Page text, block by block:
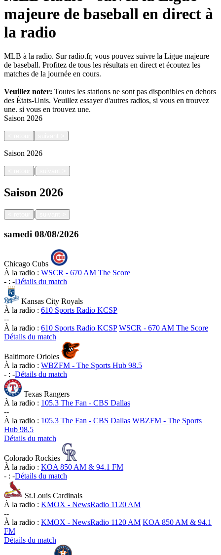
majeure de baseball en direct à
la radio
MLB à la radio. Sur radio.fr, vous pouvez suivre la Ligue majeure
de baseball. Profitez de tous les résultats en direct et écoutez les
matches de la journée en cours.
Veuillez noter: Toutes les stations ne sont pas disponibles en dehors
des États-Unis. Veuillez essayer d'autres radios, si vous en trouvez
une. si vous en trouvez une.
Saison 2026
Saison 2026
|
Saison 2026
|
samedi 08/08/2026
Chicago Cubs
À la radio : WSCR - 670 AM The Score
- : -Détails du match
Kansas City Royals
À la radio : 610 Sports Radio KCSP
--
À la radio : 610 Sports Radio KCSP WSCR - 670 AM The Score
Détails du match
Baltimore Orioles
À la radio : WBZFM - The Sports Hub 98.5
- : -Détails du match
Texas Rangers
À la radio : 105.3 The Fan - CBS Dallas
--
À la radio : 105.3 The Fan - CBS Dallas WBZFM - The Sports
Hub 98.5
Détails du match
Colorado Rockies
À la radio : KOA 850 AM & 94.1 FM
- : -Détails du match
St.Louis Cardinals
À la radio : KMOX - NewsRadio 1120 AM
--
À la radio : KMOX - NewsRadio 1120 AM KOA 850 AM & 94.1
FM
Détails du match